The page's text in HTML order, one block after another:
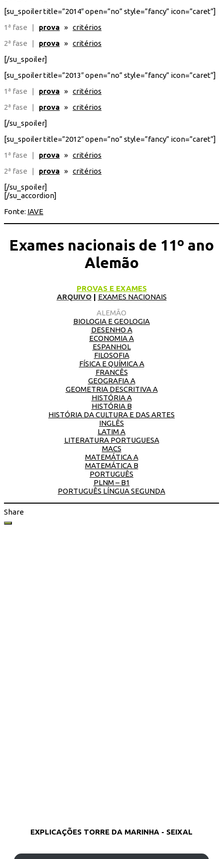
[su_spoiler title=”2014″ open=”no” style=”fancy” icon=”caret”]
1ª fase |
prova » critérios
2ª fase |
prova » critérios
[/su_spoiler]
[su_spoiler title=”2013″ open=”no” style=”fancy” icon=”caret”]
1ª fase |
prova » critérios
2ª fase |
prova » critérios
[/su_spoiler]
[su_spoiler title=”2012″ open=”no” style=”fancy” icon=”caret”]
1ª fase |
prova » critérios
2ª fase |
prova » critérios
[/su_spoiler]
[/su_accordion]
Fonte: IAVE
Exames nacionais de 11º ano
Alemão
PROVAS E EXAMES
ARQUIVO| EXAMES NACIONAIS
ALEMÃO
BIOLOGIA E GEOLOGIA
DESENHO A
ECONOMIA A
ESPANHOL
FILOSOFIA
FÍSICA E QUÍMICA A
FRANCÊS
GEOGRAFIA A
GEOMETRIA DESCRITIVA A
HISTÓRIA A
HISTÓRIA B
HISTÓRIA DA CULTURA E DAS ARTES
INGLÊS
LATIM A
LITERATURA PORTUGUESA
MACS
MATEMÁTICA A
MATEMÁTICA B
PORTUGUÊS
PLNM – B1
PORTUGUÊS LÍNGUA SEGUNDA
Share
EXPLICAÇÕES TORRE DA MARINHA - SEIXAL